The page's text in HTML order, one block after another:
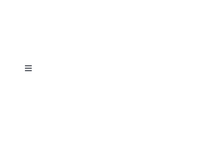
Toggle